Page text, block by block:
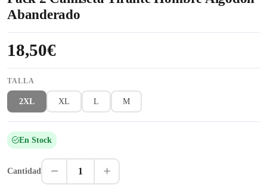
Abanderado
18,50€
TALLA
2XL XL L M
En Stock
Cantidad 1